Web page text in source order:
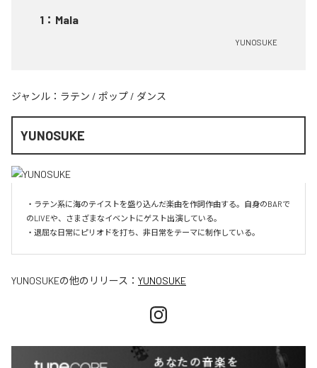
1 ： Mala
YUNOSUKE
ジャンル： ラテン / ポップ / ダンス
YUNOSUKE
・ラテン系に海のテイストを盛り込んだ楽曲を作詞作曲する。自身のBARで
のLIVEや、さまざまなイベントにゲスト出演している。
・退屈な日常にピリオドを打ち、非日常をテーマに制作している。
YUNOSUKEの他のリリース： YUNOSUKE